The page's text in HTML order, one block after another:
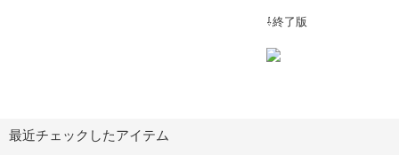
⇩終了版
最近チェックしたアイテム